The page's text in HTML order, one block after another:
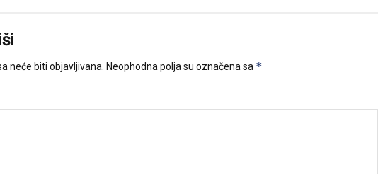
neće biti objavljivana. Neophodna polja su označena sa *